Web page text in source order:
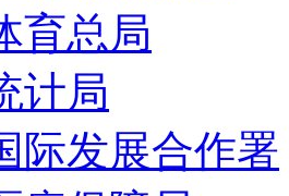
育总局
计局
际发展合作署